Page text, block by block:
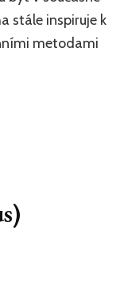
stále inspiruje k
metodami